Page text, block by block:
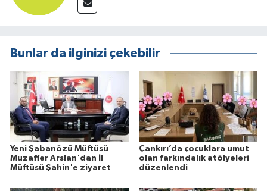
Bunlar da ilginizi çekebilir
Yeni Şabanözü Müftüsü
Muzaffer Arslan'dan İl
Müftüsü Şahin'e ziyaret
Çankırı’da çocuklara umut
olan farkındalık atölyeleri
düzenlendi